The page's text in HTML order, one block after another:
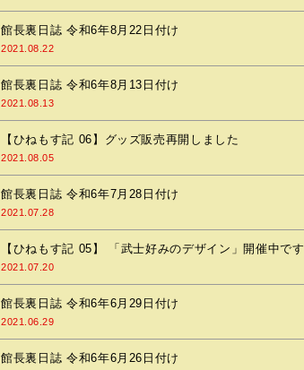
館長裏日誌 令和6年8月22日付け
2021.08.22
館長裏日誌 令和6年8月13日付け
2021.08.13
【ひねもす記 06】グッズ販売再開しました
2021.08.05
館長裏日誌 令和6年7月28日付け
2021.07.28
【ひねもす記 05】 「武士好みのデザイン」開催中です
2021.07.20
館長裏日誌 令和6年6月29日付け
2021.06.29
館長裏日誌 令和6年6月26日付け